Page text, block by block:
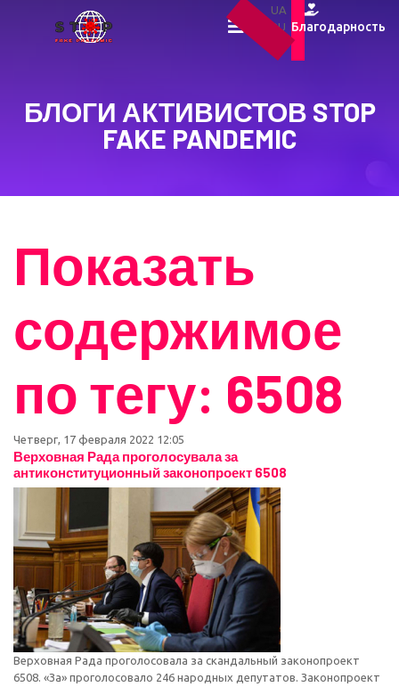
UA
RU Благодарность
БЛОГИ АКТИВИСТОВ STOP
FAKE PANDEMIC
Показать
содержимое
по тегу: 6508
Четверг, 17 февраля 2022 12:05
Верховная Рада проголосувала за
антиконституционный законопроект 6508
Верховная Рада проголосовала за скандальный законопроект
6508. «За» проголосовало 246 народных депутатов. Законопроект